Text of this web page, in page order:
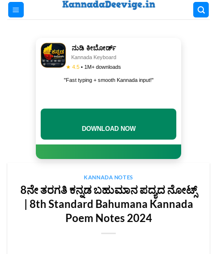
Skip
ನುಡಿ ಕೀಬೋರ್ಡ್
Kannada Keyboard
★ 4.5 • 1M+ downloads
"Fast typing + smooth Kannada input!"
KANNADA NOTES
8ನೇ ತರಗತಿ ಕನ್ನಡ ಬಹುಮಾನ ಪದ್ಯದ ನೋಟ್ಸ್‌
| 8th Standard Bahumana Kannada
Poem Notes 2024